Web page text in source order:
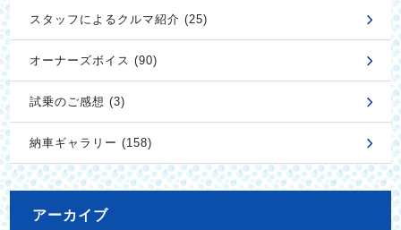
スタッフによるクルマ紹介 (25)
オーナーズボイス (90)
試乗のご感想 (3)
納車ギャラリー (158)
アーカイブ